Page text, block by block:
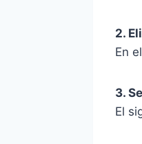
2.
En
3.
El